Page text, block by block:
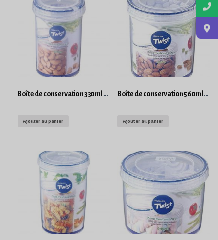
Boîte de conservation 330ml Lock and Lock Twist Rond
Ajouter au panier
Boîte de conservation 560ml Lock and Lock Twist Rond
Ajouter au panier